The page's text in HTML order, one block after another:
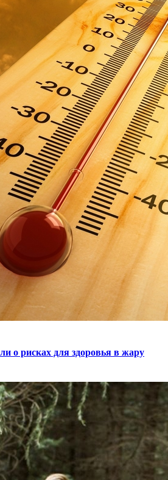
о рисках для здоровья в жару